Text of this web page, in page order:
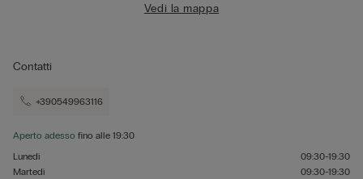
Vedi la mappa
Contatti
+390549963116
Aperto adesso fino alle 19:30
Lunedì
09:30-19:30
Martedì
09:30-19:30